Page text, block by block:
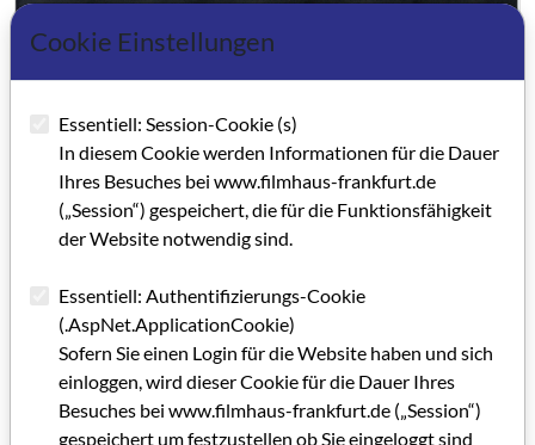
Cookie Einstellungen
Essentiell: Session-Cookie (s)
In diesem Cookie werden Informationen für die Dauer
Ihres Besuches bei www.filmhaus-frankfurt.de
(„Session“) gespeichert, die für die Funktionsfähigkeit
der Website notwendig sind.
Essentiell: Authentifizierungs-Cookie
(.AspNet.ApplicationCookie)
Sofern Sie einen Login für die Website haben und sich
einloggen, wird dieser Cookie für die Dauer Ihres
Besuches bei www.filmhaus-frankfurt.de („Session“)
gespeichert um festzustellen ob Sie eingeloggt sind